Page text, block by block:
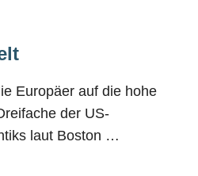
Europäer auf die hohe
der US-
laut Boston …